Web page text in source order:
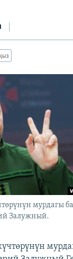
сайттары
мурдагы
Залужный.